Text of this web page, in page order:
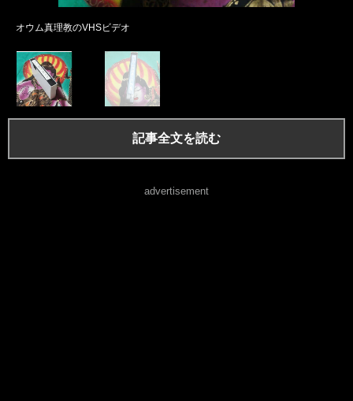
オウム真理教のVHSビデオ
記事全文を読む
advertisement